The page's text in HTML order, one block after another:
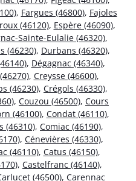
, Fargues (46800), Fajoles
(46120), Espère (46090),
Sainte-Eulalie (46320),
(46230), Durbans (46320),
, Dégagnac (46340),
, Creysse (46600),
(46230), Crégols (46330),
, Couzou (46500), Cours
(46100), Condat (46110),
(46310), Comiac (46190),
, Cénevières (46330),
(46110), Catus (46150),
, Castelfranc (46140),
(46500), Carennac